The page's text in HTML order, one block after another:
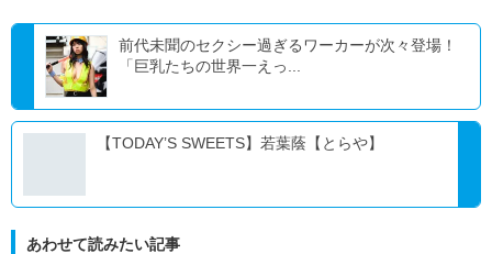
前代未聞のセクシー過ぎるワーカーが次々登場！
「巨乳たちの世界一えっ...
【TODAY’S SWEETS】若葉蔭【とらや】
あわせて読みたい記事